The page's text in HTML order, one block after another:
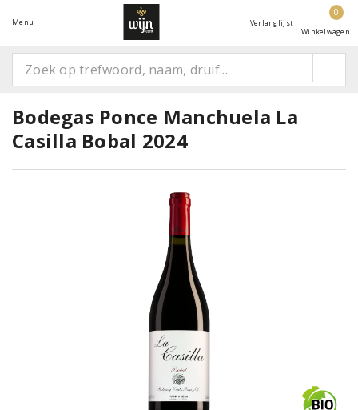
Menu Verlanglijst
0
Winkelwagen
Bodegas Ponce Manchuela La
Casilla Bobal 2024